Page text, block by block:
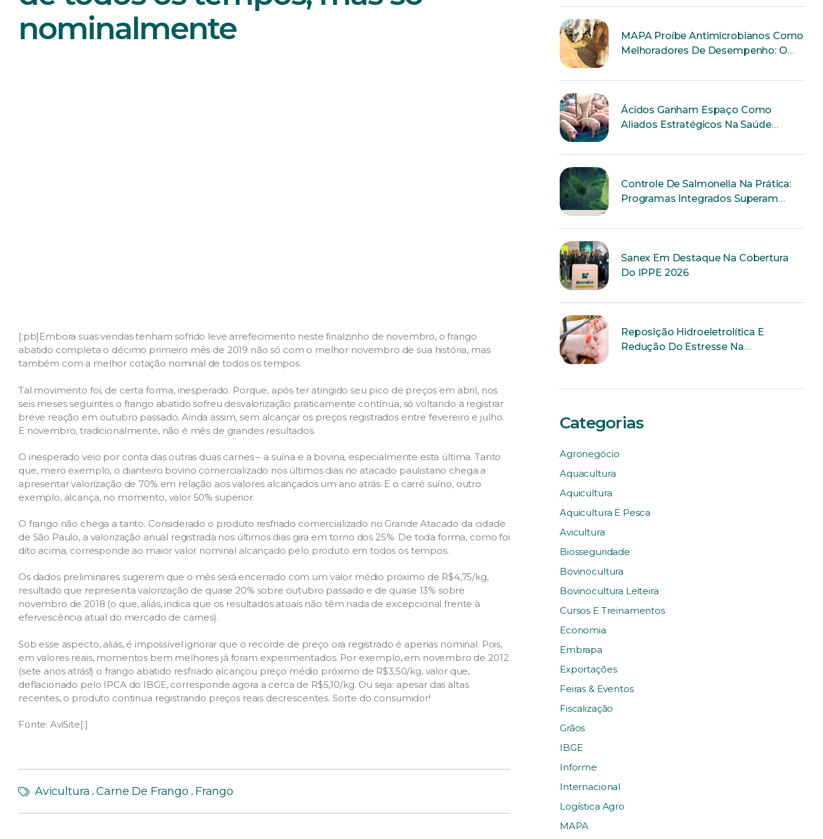
nominalmente
[:pb]Embora suas vendas tenham sofrido leve arrefecimento neste finalzinho de novembro, o frango
abatido completa o décimo primeiro mês de 2019 não só com o melhor novembro de sua história, mas
também com a melhor cotação nominal de todos os tempos.
Tal movimento foi, de certa forma, inesperado. Porque, após ter atingido seu pico de preços em abril, nos
seis meses seguintes o frango abatido sofreu desvalorização praticamente contínua, só voltando a registrar
breve reação em outubro passado. Ainda assim, sem alcançar os preços registrados entre fevereiro e julho.
E novembro, tradicionalmente, não é mês de grandes resultados.
O inesperado veio por conta das outras duas carnes – a suína e a bovina, especialmente esta última. Tanto
que, mero exemplo, o dianteiro bovino comercializado nos últimos dias no atacado paulistano chega a
apresentar valorização de 70% em relação aos valores alcançados um ano atrás. E o carré suíno, outro
exemplo, alcança, no momento, valor 50% superior.
O frango não chega a tanto. Considerado o produto resfriado comercializado no Grande Atacado da cidade
de São Paulo, a valorização anual registrada nos últimos dias gira em torno dos 25%. De toda forma, como foi
dito acima, corresponde ao maior valor nominal alcançado pelo produto em todos os tempos.
Os dados preliminares sugerem que o mês será encerrado com um valor médio próximo de R$4,75/kg,
resultado que representa valorização de quase 20% sobre outubro passado e de quase 13% sobre
novembro de 2018 (o que, aliás, indica que os resultados atuais não têm nada de excepcional frente à
efervescência atual do mercado de carnes).
Sob esse aspecto, aliás, é impossível ignorar que o recorde de preço ora registrado é apenas nominal. Pois,
em valores reais, momentos bem melhores já foram experimentados. Por exemplo, em novembro de 2012
(sete anos atrás!) o frango abatido resfriado alcançou preço médio próximo de R$3,50/kg, valor que,
deflacionado pelo IPCA do IBGE, corresponde agora a cerca de R$5,10/kg. Ou seja: apesar das altas
recentes, o produto continua registrando preços reais decrescentes. Sorte do consumidor!
Fonte: AviSite[:]
Avicultura , Carne De Frango , Frango
MAPA Proíbe Antimicrobianos Como
Melhoradores De Desempenho: O
Ácidos Ganham Espaço Como
Aliados Estratégicos Na Saúde
Controle De Salmonella Na Prática:
Programas Integrados Superam
Sanex Em Destaque Na Cobertura
Do IPPE 2026
Reposição Hidroeletrolítica E
Redução Do Estresse Na
Categorias
Agronegócio
Aquacultura
Aquicultura
Aquicultura E Pesca
Avicultura
Biosseguridade
Bovinocultura
Bovinocultura Leiteira
Cursos E Treinamentos
Economia
Embrapa
Exportações
Feiras & Eventos
Fiscalização
Grãos
IBGE
Informe
Internacional
Logística Agro
MAPA